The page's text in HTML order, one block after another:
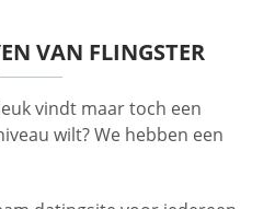
VAN FLINGSTER
vindt maar toch een
wilt? We hebben een